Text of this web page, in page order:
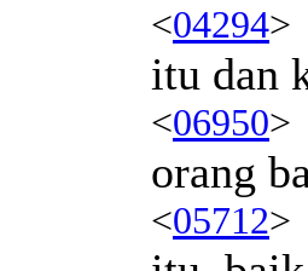
<04294>
itu dan
<06950>
orang
<05712>